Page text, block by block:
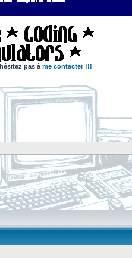
pas à me contacter !!!